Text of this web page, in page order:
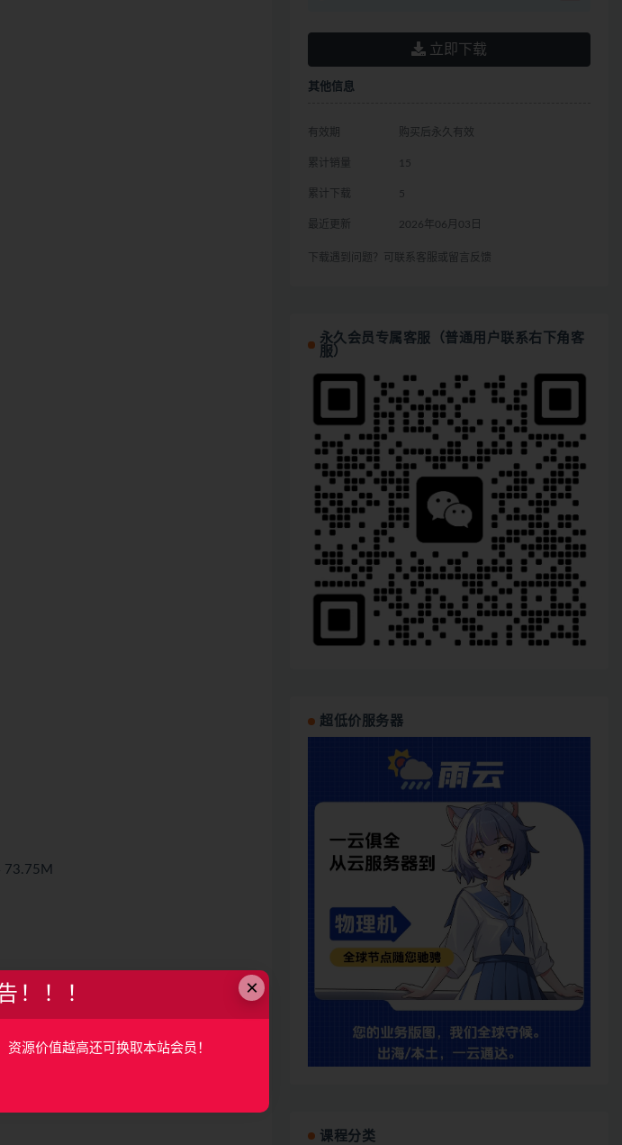
73.75M
35.21M
立即下载
其他信息
有效期 购买后永久有效
累计销量 15
累计下载 5
最近更新 2026年06月03日
下载遇到问题？可联系客服或留言反馈
永久会员专属客服（普通用户联系右下角客
服）
超低价服务器
课程分类
×
！！！
源价值越高还可换取本站会员！